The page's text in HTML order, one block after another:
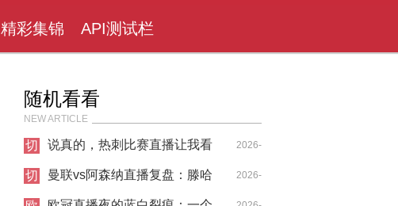
精彩集锦 API测试栏
随机看看
NEW ARTICLE
切
西
说真的，热刺比赛直播让我看
完想砸电视
2026-
04-26
切
曼联vs阿森纳直播复盘：滕哈 2026-